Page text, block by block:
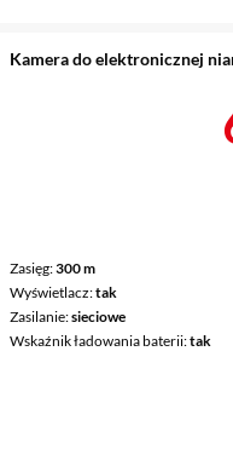
Kamera do elektronicznej
Zasięg 300 m
Wyświetlacz tak
Zasilanie sieciowe
Wskaźnik ładowania baterii tak